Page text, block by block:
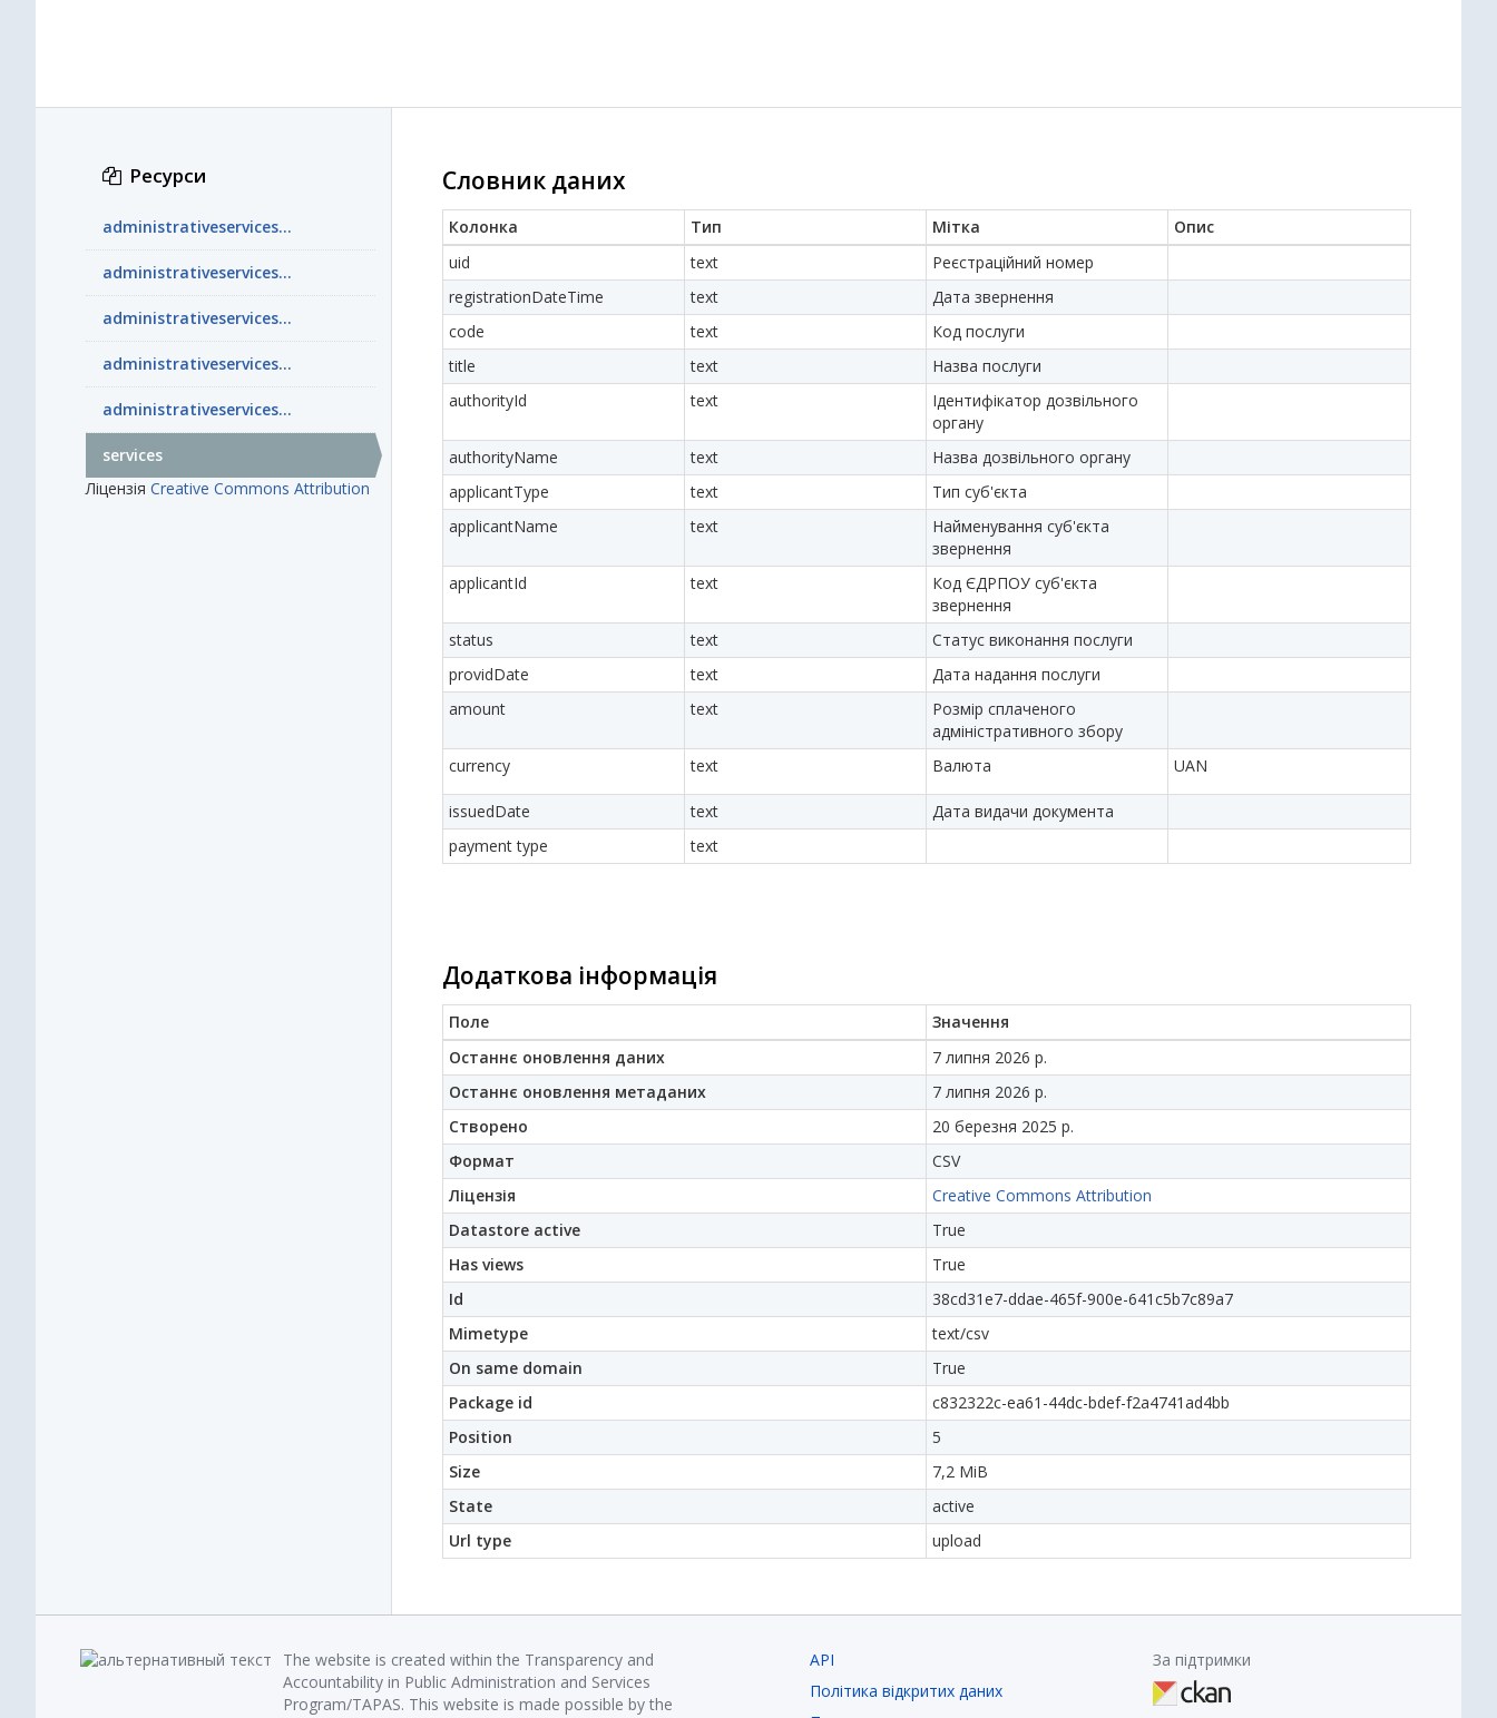
Ресурси
administrativeservices...
administrativeservices...
administrativeservices...
administrativeservices...
administrativeservices...
services
Ліцензія Creative Commons Attribution
Словник даних
Колонка Тип Мітка
Опис
uid
text
Реєстраційний номер
registrationDateTime
text
Дата звернення
code
text
Код послуги
title
text
Назва послуги
authorityId
text
Ідентифікатор дозвільного
органу
authorityName
text
Назва дозвільного органу
applicantType
text
Тип суб'єкта
applicantName
text
Найменування суб'єкта
звернення
applicantId
text
Код ЄДРПОУ суб'єкта
звернення
status
text
Статус виконання послуги
providDate
text
Дата надання послуги
amount
text
Розмір сплаченого
адміністративного збору
currency
text Валюта UAN
issuedDate text
Дата видачи документа
payment type
text
Додаткова інформація
Поле
Значення
Останнє оновлення даних
7 липня 2026 р.
Останнє оновлення метаданих
7 липня 2026 р.
Створено
20 березня 2025 р.
Формат
CSV
Ліцензія
Creative Commons Attribution
Datastore active
True
Has views
True
Id
38cd31e7-ddae-465f-900e-641c5b7c89a7
Mimetype
text/csv
On same domain
True
Package id
c832322c-ea61-44dc-bdef-f2a4741ad4bb
Position
5
Size
7,2 MiB
State
active
Url type
upload
The website is created within the Transparency and
Accountability in Public Administration and Services
Program/TAPAS. This website is made possible by the
API
Політика відкритих даних
За підтримки